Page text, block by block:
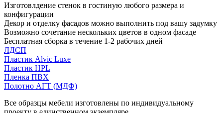
Изготовлдение стенок в гостиную любого размера и
конфигурации
Декор и отделку фасадов можно выполнить под вашу задумку
Возможно сочетание нескольких цветов в одном фасаде
Бесплатная сборка в течение 1-2 рабочих дней
ЛДСП
Пластик Alvic Luxe
Пластик HPL
Пленка ПВХ
Полотно АГТ (МДФ)
Все образцы мебели изготовлены по индивидуальному